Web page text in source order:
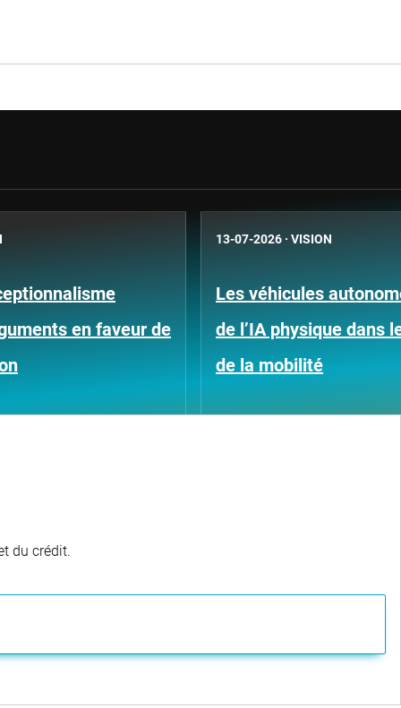
en faveur de
13-07-2026 · VISION
Les véhicules
de l’IA physique dans
de la mobilité
du crédit.